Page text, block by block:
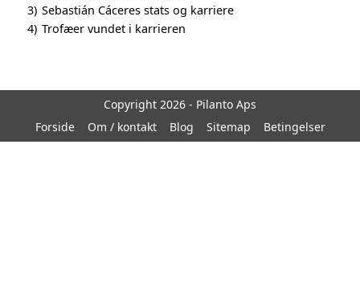
3) Sebastián Cáceres stats og karriere
4) Trofæer vundet i karrieren
Copyright 2026 - Pilanto Aps
Forside
Om / kontakt Blog Sitemap Betingelser